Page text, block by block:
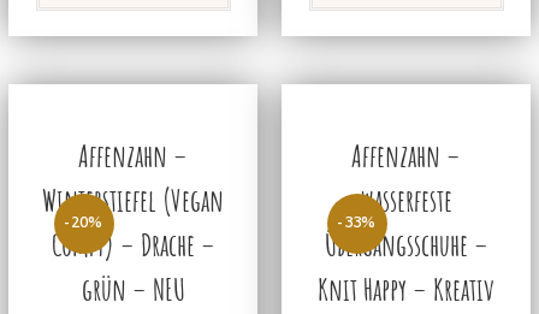
-20%
Affenzahn –
Winterstiefel (Vegan
Comfy) – Drache –
grün – NEU
-33%
Affenzahn –
wasserfeste
Übergangsschuhe –
Knit Happy – Kreativ